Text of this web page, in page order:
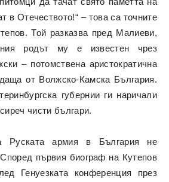
в Отечеството!“ – това са точните
Той разказва пред Малиеви,
родът му е известен чрез
– потомствена аристократична
от Волжско-Камска България.
губернии ги наричали
чисти българи.
Руската армия в България не
първия биограф на Кутепов
Генуезката конференция през